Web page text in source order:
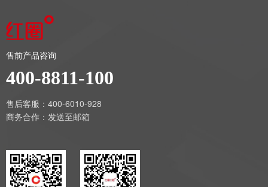
售前产品咨询
400-8811-100
售后客服：400-6010-928
商务合作： 发送至邮箱